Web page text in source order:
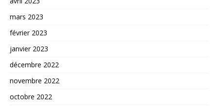
mars 2023
février 2023
janvier 2023
décembre 2022
novembre 2022
octobre 2022